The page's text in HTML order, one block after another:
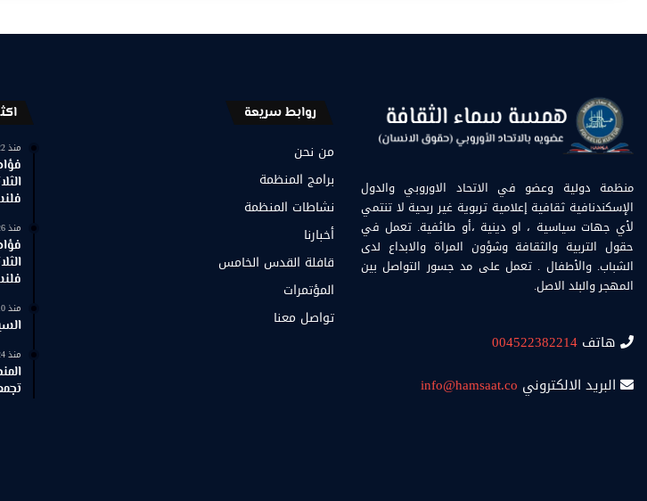
منظمة دولية وعضو في الاتحاد الاوروبي والدول
الإسكندنافية ثقافية إعلامية تربوية غير ربحية لا تنتمي
لأي جهات سياسية ، او دينية ،أو طائفية. تعمل في
حقول التربية والثقافة وشؤون المراة والابداع لدى
الشباب. والأطفال . تعمل على مد جسور التواصل بين
المهجر والبلد الاصل.
هاتف 004522382214
البريد الالكتروني info@hamsaat.co
روابط سريعة
من نحن
برامج المنظمة
نشاطات المنظمة
أخبارنا
قافلة القدس الخامس
المؤتمرات
تواصل معنا
منذ 22 دقيقة
منذ 26 دقيقة
منذ 10 ساعات
منذ 24 ساعة